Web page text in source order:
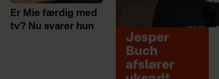
Er Mie færdig med
tv? Nu svarer hun
Jesper
Buch
afslører